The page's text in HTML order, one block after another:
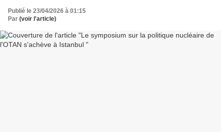
Publié le 23/04/2026 à 01:15
Par (voir l'article)